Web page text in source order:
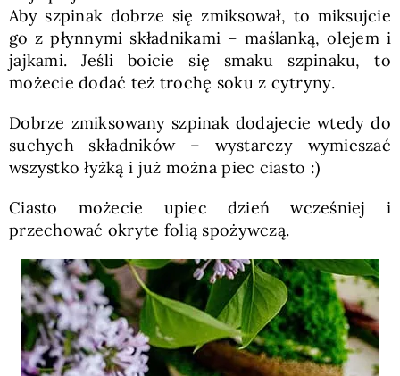
Aby szpinak dobrze się zmiksował, to miksujcie
go z płynnymi składnikami – maślanką, olejem i
jajkami. Jeśli boicie się smaku szpinaku, to
możecie dodać też trochę soku z cytryny.
Dobrze zmiksowany szpinak dodajecie wtedy do
suchych składników – wystarczy wymieszać
wszystko łyżką i już można piec ciasto :)
Ciasto możecie upiec dzień wcześniej i
przechować okryte folią spożywczą.